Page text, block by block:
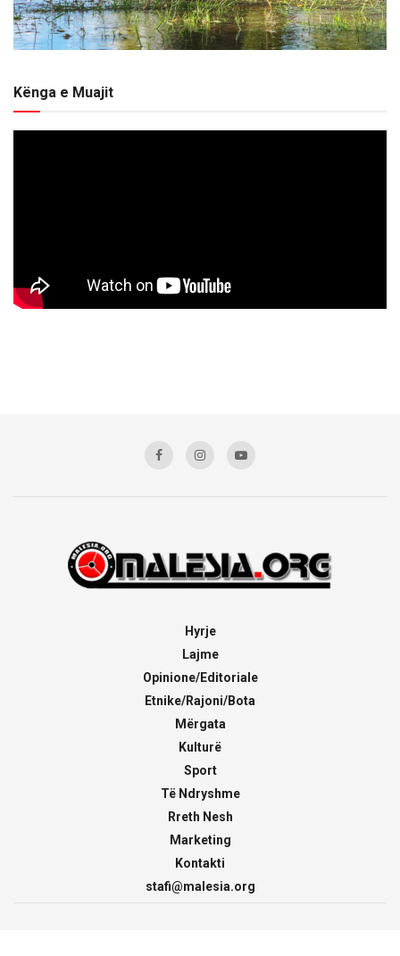
Kënga e Muajit
Hyrje
Lajme
Opinione/Editoriale
Etnike/Rajoni/Bota
Mërgata
Kulturë
Sport
Të Ndryshme
Rreth Nesh
Marketing
Kontakti
stafi@malesia.org